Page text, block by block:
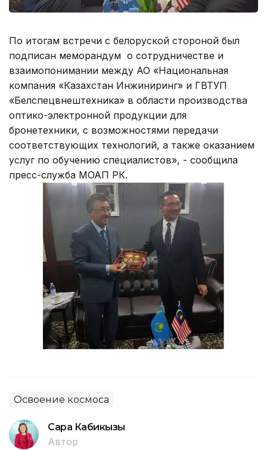
По итогам встречи с белоруской стороной был
подписан меморандум о сотрудничестве и
взаимопонимании между АО «Национальная
компания «Казахстан Инжиниринг» и ГВТУП
«Белспецвнештехника» в области производства
оптико-электронной продукции для
бронетехники, с возможностями передачи
соответствующих технологий, а также оказанием
услуг по обучению специалистов», - сообщила
пресс-служба МОАП РК.
Освоение космоса
Сара Кабикызы
Автор